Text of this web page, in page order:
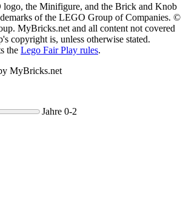
Jahre 0-2
the Minifigure, and the Brick and Knob
of the LEGO Group of Companies. ©
MyBricks.net and all content not covered
copyright is, unless otherwise stated.
the Lego Fair Play rules.
MyBricks.net